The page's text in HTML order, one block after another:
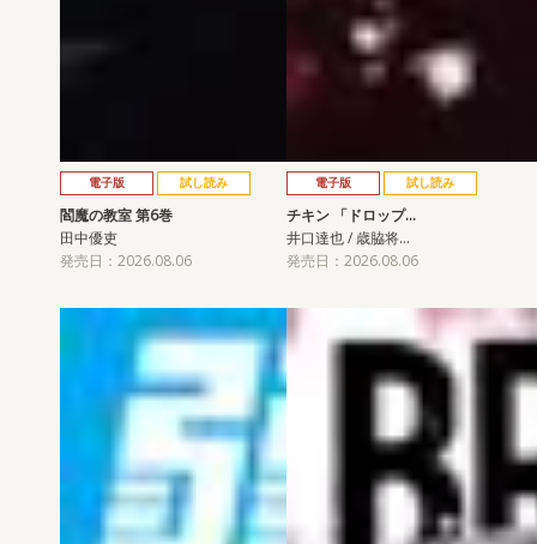
電子版 試し読み
閻魔の教室 第6巻
田中優吏
発売日：2026.08.06
電子版 試し読み
チキン 「ドロップ…
井口達也 / 歳脇将…
発売日：2026.08.06